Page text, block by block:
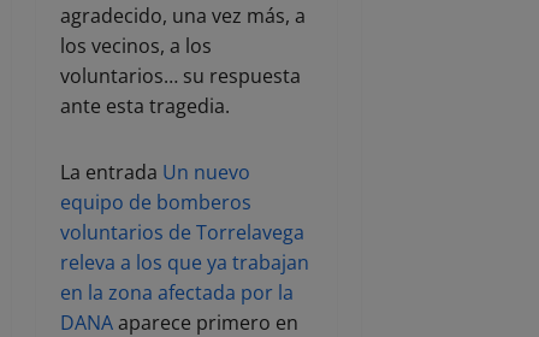
agradecido, una vez más, a
los vecinos, a los
voluntarios… su respuesta
ante esta tragedia.
La entrada Un nuevo
equipo de bomberos
voluntarios de Torrelavega
releva a los que ya trabajan
en la zona afectada por la
DANAaparece primero en